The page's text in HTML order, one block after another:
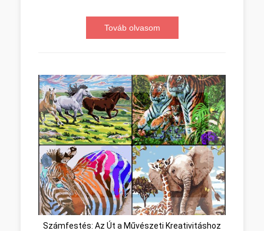
Továb olvasom
Számfestés: Az Út a Művészeti Kreativitáshoz